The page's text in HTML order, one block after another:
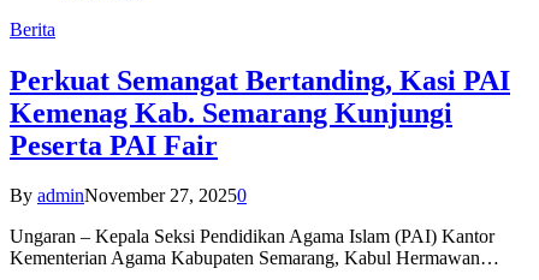
Berita
Perkuat Semangat Bertanding, Kasi PAI
Kemenag Kab. Semarang Kunjungi
Peserta PAI Fair
By adminNovember 27, 20250
Ungaran – Kepala Seksi Pendidikan Agama Islam (PAI) Kantor
Kementerian Agama Kabupaten Semarang, Kabul Hermawan…